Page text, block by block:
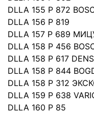
DLLA 155 P 872
DLLA 156 P 819
DLLA 157 P 689
DLLA 158 P 456
DLLA 158 P 617
DLLA 158 P 844
DLLA 158 P 312
DLLA 159 P 638
DLLA 160 P 85